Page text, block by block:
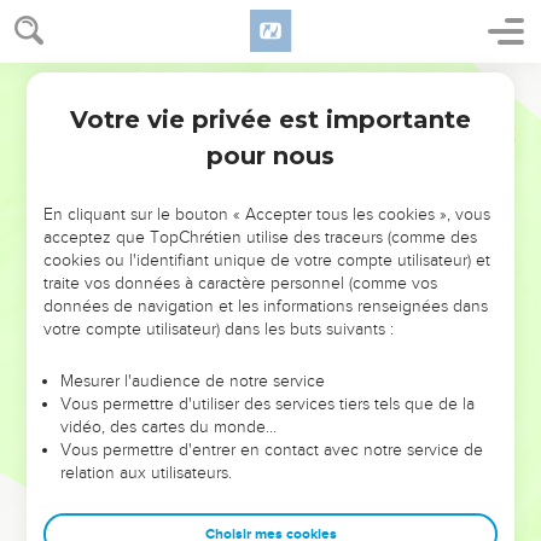
NE MANQUEZ PAS L’ÉVÉNEMENT
DE L’ANNÉE !
ET SI LEURS ERREURS POUVAIENT VOUS ÉVITER LES
VOTRES ?
leur foi ou leur vision. Mais on voit moins les doutes, les erreurs
et les saisons difficiles qu'ils ont traversés, alors même que ce
sont elles qui les ont façonnés.
Dans cette conférence, leaders, entrepreneurs, et responsables
clés pour avancer avec plus de sagesse afin que leurs erreurs
Votre vie privée est importante
pour nous
En cliquant sur le bouton « Accepter tous les cookies », vous
acceptez que TopChrétien utilise des traceurs (comme des
cookies ou l'identifiant unique de votre compte utilisateur) et
traite vos données à caractère personnel (comme vos
données de navigation et les informations renseignées dans
votre compte utilisateur) dans les buts suivants :
Mesurer l'audience de notre service
Vous permettre d'utiliser des services tiers tels que de la
vidéo, des cartes du monde…
Vous permettre d'entrer en contact avec notre service de
relation aux utilisateurs.
Choisir mes cookies